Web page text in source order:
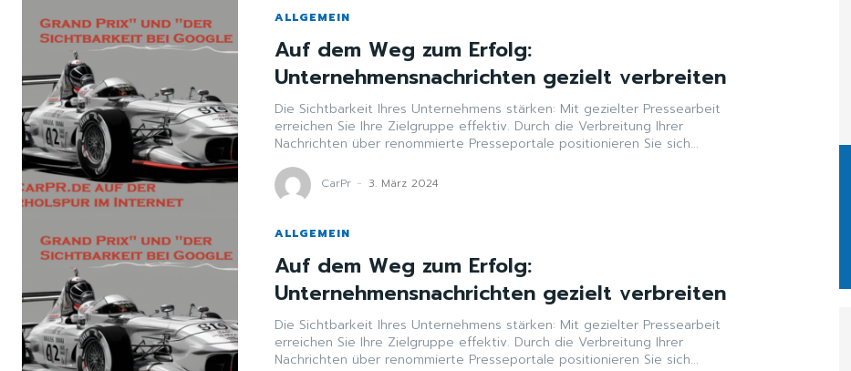
ALLGEMEIN
Auf dem Weg zum Erfolg:
Unternehmensnachrichten gezielt verbreiten
Die Sichtbarkeit Ihres Unternehmens stärken: Mit gezielter Pressearbeit
erreichen Sie Ihre Zielgruppe effektiv. Durch die Verbreitung Ihrer
Nachrichten über renommierte Presseportale positionieren Sie sich...
CarPr - 3. März 2024
ALLGEMEIN
Auf dem Weg zum Erfolg:
Unternehmensnachrichten gezielt verbreiten
Die Sichtbarkeit Ihres Unternehmens stärken: Mit gezielter Pressearbeit
erreichen Sie Ihre Zielgruppe effektiv. Durch die Verbreitung Ihrer
Nachrichten über renommierte Presseportale positionieren Sie sich...